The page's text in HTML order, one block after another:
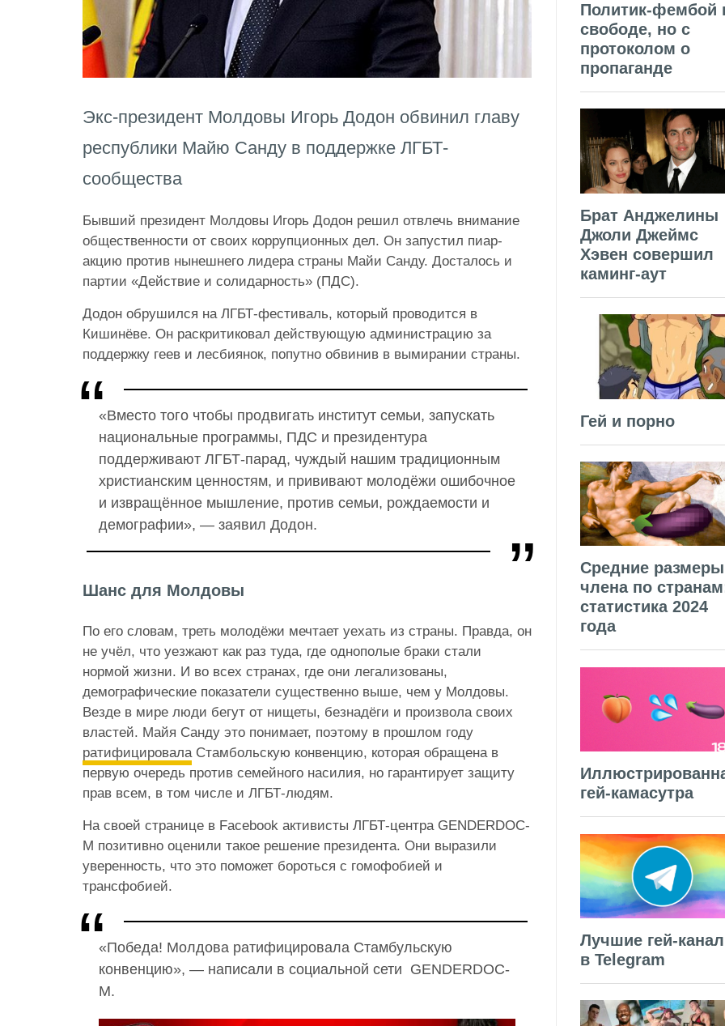
Экс-президент Молдовы Игорь Додон обвинил главу
республики Майю Санду в поддержке ЛГБТ-
сообщества
Бывший президент Молдовы Игорь Додон решил отвлечь внимание
общественности от своих коррупционных дел. Он запустил пиар-
акцию против нынешнего лидера страны Майи Санду. Досталось и
партии «Действие и солидарность» (ПДС).
Додон обрушился на ЛГБТ-фестиваль, который проводится в
Кишинёве. Он раскритиковал действующую администрацию за
поддержку геев и лесбиянок, попутно обвинив в вымирании страны.
«Вместо того чтобы продвигать институт семьи, запускать
национальные программы, ПДС и президентура
поддерживают ЛГБТ-парад, чуждый нашим традиционным
христианским ценностям, и прививают молодёжи ошибочное
и извращённое мышление, против семьи, рождаемости и
демографии», — заявил Додон.
Шанс для Молдовы
По его словам, треть молодёжи мечтает уехать из страны. Правда, он
не учёл, что уезжают как раз туда, где однополые браки стали
нормой жизни. И во всех странах, где они легализованы,
демографические показатели существенно выше, чем у Молдовы.
Везде в мире люди бегут от нищеты, безнадёги и произвола своих
властей. Майя Санду это понимает, поэтому в прошлом году
ратифицировала Стамбольскую конвенцию, которая обращена в
первую очередь против семейного насилия, но гарантирует защиту
прав всем, в том числе и ЛГБТ-людям.
На своей странице в Facebook активисты ЛГБТ-центра GENDERDOC-
M позитивно оценили такое решение президента. Они выразили
уверенность, что это поможет бороться с гомофобией и
трансфобией.
«Победа! Молдова ратифицировала Стамбульскую
конвенцию», — написали в социальной сети GENDERDOC-
M.
Политик-фембой
свободе, но с
протоколом о
пропаганде
Брат Анджелины
Джоли Джеймс
Хэвен совершил
каминг-аут
Гей и порно
Средние размеры
члена по
статистика 2024
года
гей-камасутра
Лучшие гей-
в Telegram